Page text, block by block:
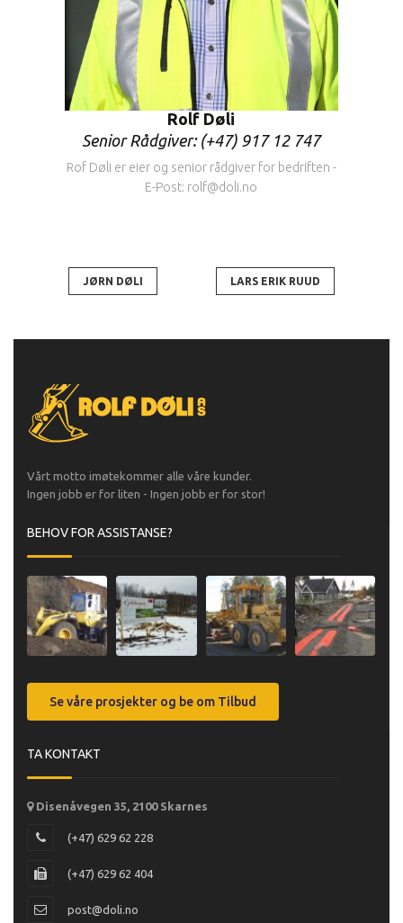
Rolf Døli
Senior Rådgiver: (+47) 917 12 747
Rof Døli er eier og senior rådgiver for bedriften -
E-Post: rolf@doli.no
JØRN DØLI LARS ERIK RUUD
Vårt motto imøtekommer alle våre kunder.
Ingen jobb er for liten - Ingen jobb er for stor!
BEHOV FOR ASSISTANSE?
Se våre prosjekter og be om Tilbud
TA KONTAKT
Disenåvegen 35, 2100 Skarnes
(+47) 629 62 228
(+47) 629 62 404
post@doli.no